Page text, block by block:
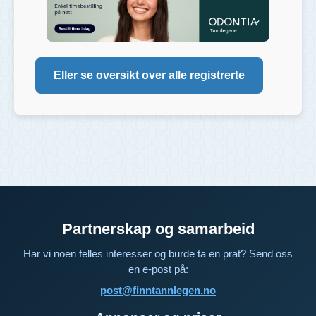
Eller se oversikt over alle registrerte
Partnerskap og samarbeid
Har vi noen felles interesser og burde ta en prat? Send oss
en e-post på:
post@finntannlegen.no